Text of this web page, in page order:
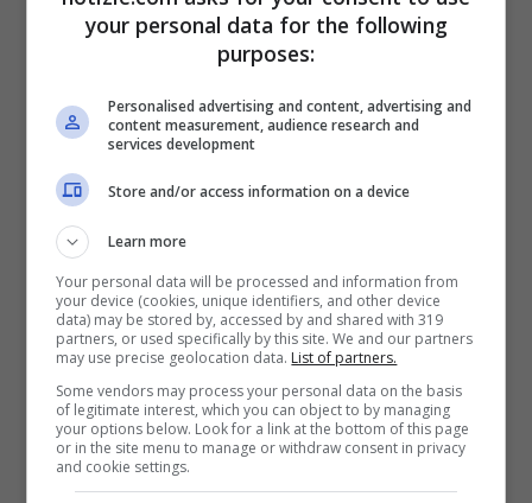
Yarmolenkonon si è tirato indietro e ha
Sono nato aSan Pietroburgo
considero ucraino al 100%. Ho una
domanda per i giocatori russi. Ragazzi,
perché ve ne state seduti come idioti e non
dite niente? Nel mio paese uccidono
persone, uccidono donne, uccidono madri,
uccidono i nostribambini. Ma voi non dite
niente, non fate alcun commento…
Conosco molti di voi che in privato mi
hanno detto che non dovrebbe essere così,
your personal data for the following
purposes:
Personalised advertising and content, advertising and
content measurement, audience research and
services development
Store and/or access information on a device
Learn more
Your personal data will be processed and information from
your device (cookies, unique identifiers, and other device
data) may be stored by, accessed by and shared with 319
partners, or used specifically by this site. We and our partners
may use precise geolocation data. List of partners.
Some vendors may process your personal data on the basis
of legitimate interest, which you can object to by managing
your options below. Look for a link at the bottom of this page
or in the site menu to manage or withdraw consent in privacy
and cookie settings.